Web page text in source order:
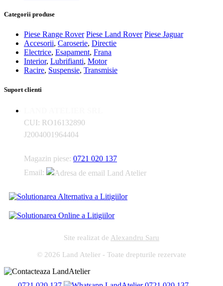
Categorii produse
Piese Range Rover Piese Land Rover Piese Jaguar
Accesorii, Caroserie, Directie
Electrice, Esapament, Frana
Interior, Lubrifianti, Motor
Racire, Suspensie, Transmisie
Suport clienti
CUI: RO16132890
J2004001964404
Magazin piese: 0721 020 137
Email:
Site realizat de Alexandru Saru
© 2026 Land Atelier - Toate drepturile rezervate